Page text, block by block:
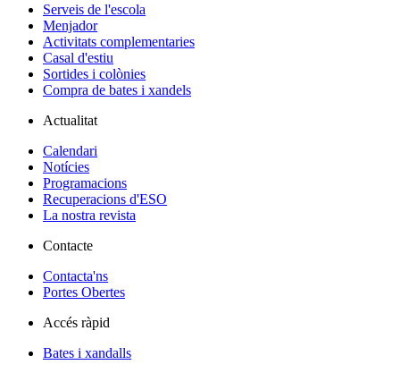
Serveis de l'escola
Menjador
Activitats complementaries
Casal d'estiu
Sortides i colònies
Compra de bates i xandels
Actualitat
Calendari
Notícies
Programacions
Recuperacions d'ESO
La nostra revista
Contacte
Contacta'ns
Portes Obertes
Accés ràpid
Bates i xandalls